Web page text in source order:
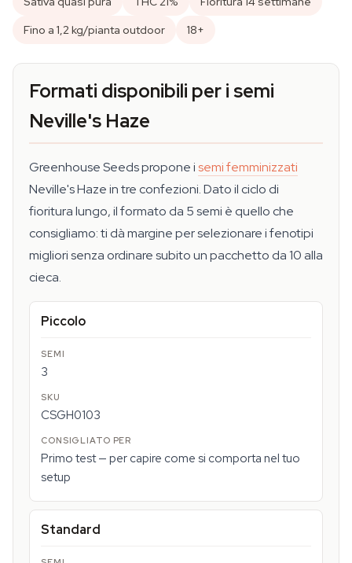
Fino a 1,2 kg/pianta outdoor
18+
Formati disponibili per i semi
Neville's Haze
Greenhouse Seeds propone isemi femminizzati
Neville's Haze in tre confezioni. Dato il ciclo di
fioritura lungo, il formato da 5 semi è quello che
consigliamo: ti dà margine per selezionare i fenotipi
migliori senza ordinare subito un pacchetto da 10 alla
cieca.
Piccolo
3
CSGH0103
Primo test — per capire come si comporta nel tuo
setup
Standard